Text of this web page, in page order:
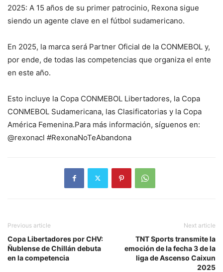
2025: A 15 años de su primer patrocinio, Rexona sigue
siendo un agente clave en el fútbol sudamericano.
En 2025, la marca será Partner Oficial de la CONMEBOL y,
por ende, de todas las competencias que organiza el ente
en este año.
Esto incluye la Copa CONMEBOL Libertadores, la Copa
CONMEBOL Sudamericana, las Clasificatorias y la Copa
América Femenina.Para más información, síguenos en:
@rexonacl #RexonaNoTeAbandona
Previous article
Copa Libertadores por CHV:
Ñublense de Chillán debuta
en la competencia
Next article
TNT Sports transmite la
emoción de la fecha 3 de la
liga de Ascenso Caixun
2025